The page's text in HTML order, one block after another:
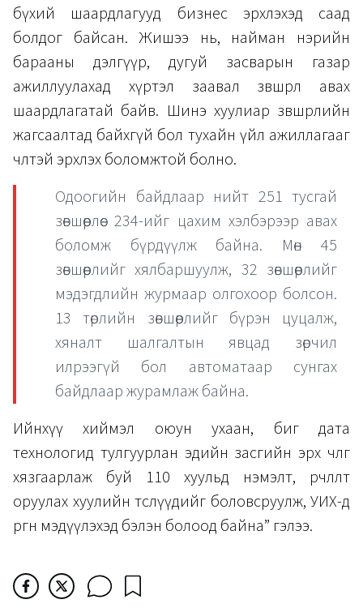
бүхий шаардлагууд бизнес эрхлэхэд саад
болдог байсан. Жишээ нь, найман нэрийн
барааны дэлгүүр, дугуй засварын газар
ажиллуулахад хүртэл заавал зөвшөөрөл авах
шаардлагатай байв. Шинэ хуулиар зөвшөөрлийн
жагсаалтад байхгүй бол тухайн үйл ажиллагааг
чөлөөтэй эрхлэх боломжтой болно.
Одоогийн байдлаар нийт 251 тусгай
зөвшөөрлөөс 234-ийг цахим хэлбэрээр авах
боломж бүрдүүлж байна. Мөн 45
зөвшөөрлийг хялбаршуулж, 32 зөвшөөрлийг
мэдэгдлийн журмаар олгохоор болсон.
13 төрлийн зөвшөөрлийг бүрэн цуцалж,
хяналт шалгалтын явцад зөрчил
илрээгүй бол автоматаар сунгах
байдлаар журамлаж байна.
Ийнхүү хиймэл оюун ухаан, биг дата
технологид тулгуурлан эдийн засгийн эрх чөлөөг
хязгаарлаж буй 110 хуульд нэмэлт, өөрчлөлт
оруулах хуулийн төслүүдийг боловсруулж, УИХ-д
өргөн мэдүүлэхэд бэлэн болоод байна” гэлээ.